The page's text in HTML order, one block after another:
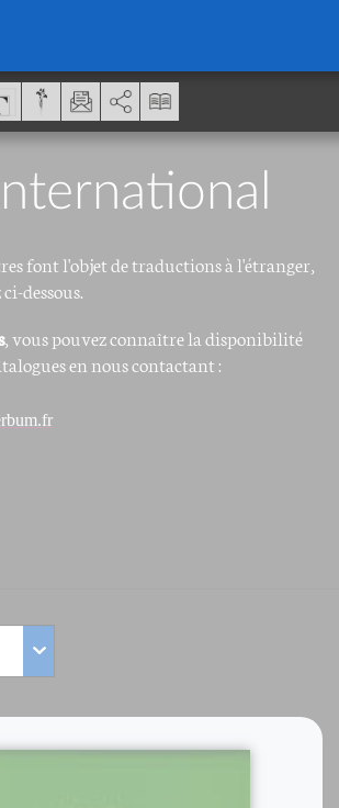
font l'objet de traductions à l'étranger,
dessous.
, vous pouvez connaître la disponibilité
en nous contactant :
AddThis est désactivé.
des cookies